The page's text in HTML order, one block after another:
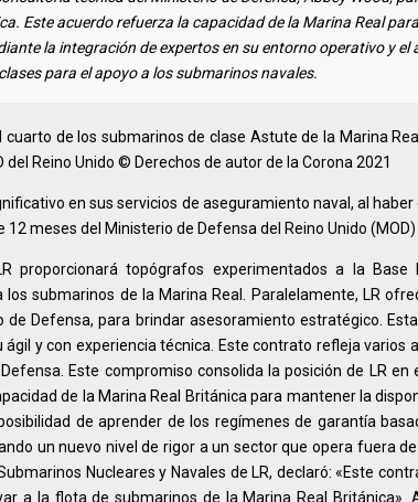
Este acuerdo refuerza la capacidad de la Marina Real
la integración de expertos en su entorno operativo y el
para el apoyo a los submarinos navales.
cuarto de los submarinos de clase Astute de la Marina
del Reino Unido © Derechos de autor de la Corona 2021
en sus servicios de aseguramiento naval, al
meses del Ministerio de Defensa del Reino Unido
proporcionará topógrafos experimentados a la Base
los submarinos de la Marina Real. Paralelamente, LR
de Defensa, para brindar asesoramiento estratégico.
y con experiencia técnica. Este contrato refleja varios
Este compromiso consolida la posición de LR
de la Marina Real Británica para mantener la
de aprender de los regímenes de garantía
un nuevo nivel de rigor a un sector que opera fuera
Nucleares y Navales de LR, declaró: «Este
a la flota de submarinos de la Marina Real Británica».